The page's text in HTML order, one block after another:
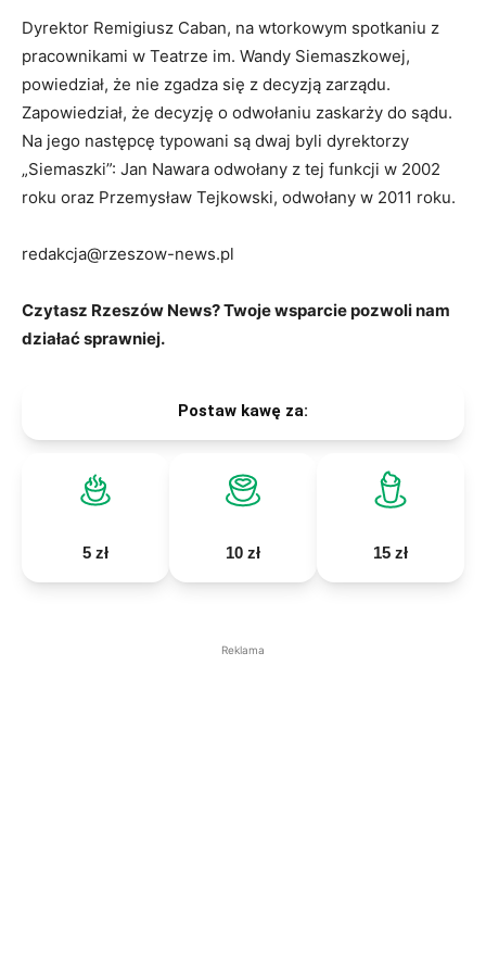
Dyrektor Remigiusz Caban, na wtorkowym spotkaniu z
pracownikami w Teatrze im. Wandy Siemaszkowej,
powiedział, że nie zgadza się z decyzją zarządu.
Zapowiedział, że decyzję o odwołaniu zaskarży do sądu.
Na jego następcę typowani są dwaj byli dyrektorzy
„Siemaszki”: Jan Nawara odwołany z tej funkcji w 2002
roku oraz Przemysław Tejkowski, odwołany w 2011 roku.
redakcja@rzeszow-news.pl
Czytasz Rzeszów News? Twoje wsparcie pozwoli nam
działać sprawniej.
Postaw kawę za:
5 zł 10 zł 15 zł
Reklama